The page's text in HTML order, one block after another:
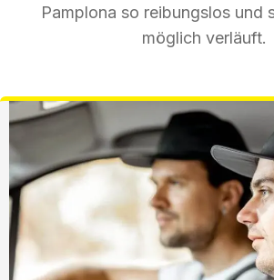
Pamplona so reibungslos und
möglich verläuft.